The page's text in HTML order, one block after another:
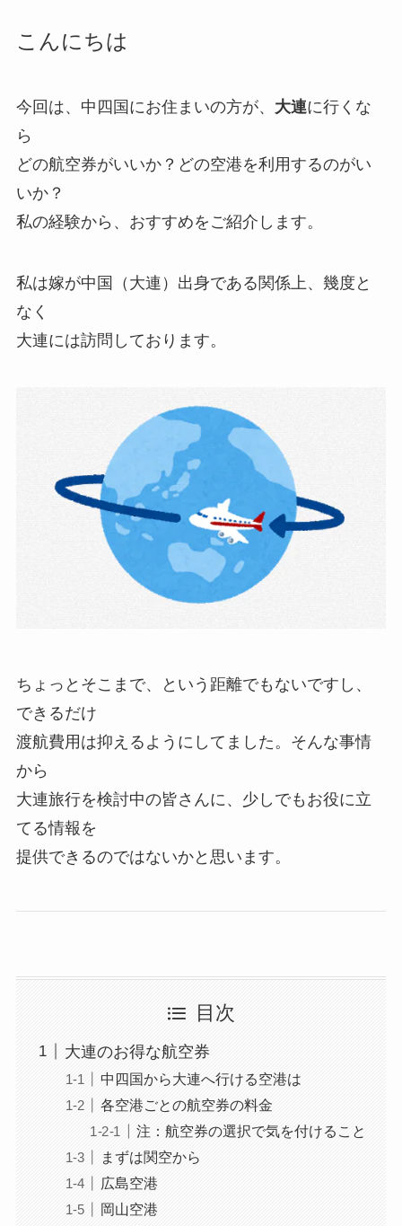
こんにちは
今回は、中四国にお住まいの方が、 大連に行くな
ら
どの航空券がいいか？どの空港を利用するのがい
いか？
私の経験から、おすすめをご紹介します。
私は嫁が中国（大連）出身である関係上、幾度と
なく
大連には訪問しております。
ちょっとそこまで、という距離でもないですし、
できるだけ
渡航費用は抑えるようにしてました。そんな事情
から
大連旅行を検討中の皆さんに、少しでもお役に立
てる情報を
提供できるのではないかと思います。
目次
大連のお得な航空券
中四国から大連へ行ける空港は
各空港ごとの航空券の料金
注：航空券の選択で気を付けること
まずは関空から
広島空港
岡山空港